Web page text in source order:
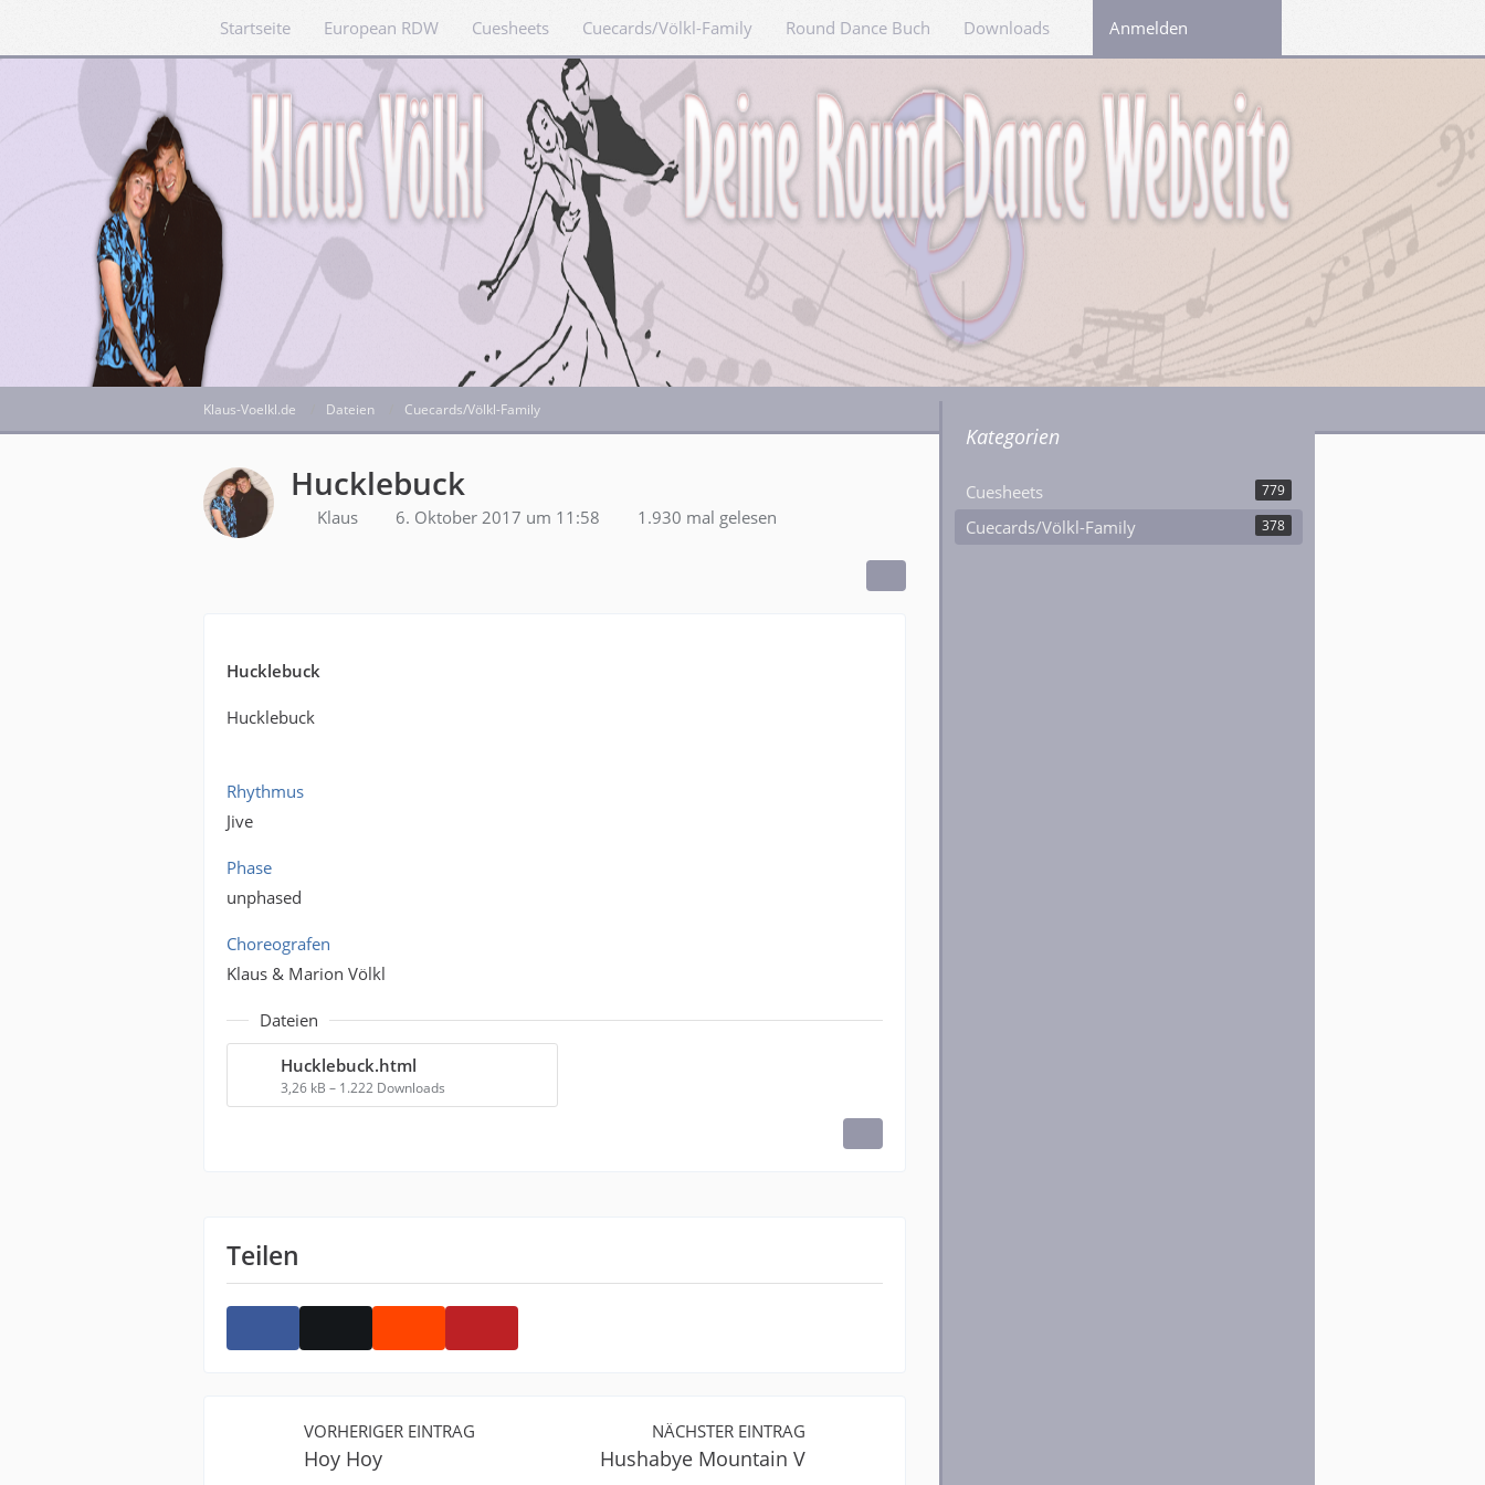
Startseite European RDW Cuesheets Cuecards/Völkl-Family Round Dance Buch Downloads LinksAnmelden
Klaus-Voelkl.de Dateien Cuecards/Völkl-Family
Hucklebuck
Klaus 6. Oktober 2017 um 11:58 1.930 mal gelesen
Hucklebuck
Hucklebuck
Rhythmus
Jive
Phase
unphased
Choreografen
Klaus & Marion Völkl
Dateien
Hucklebuck.html
3,26 kB – 1.222 Downloads
Teilen
VORHERIGER EINTRAG
Hoy Hoy
NÄCHSTER EINTRAG
Hushabye Mountain V
Kategorien
Cuesheets 779
Cuecards/Völkl-Family 378